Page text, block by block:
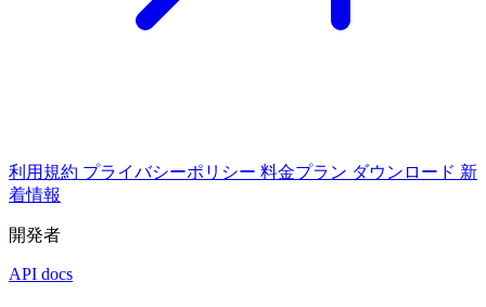
利用規約 プライバシーポリシー 料金プラン ダウンロード 新
着情報
開発者
API docs